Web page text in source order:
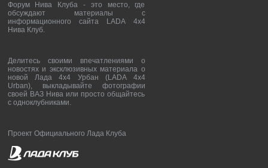
Форум Нива Клуба - это место, где
обсуждают материалы с
информационного сайта LADA 4x4
Нива Клуб.
Делитесь своими впечатлениями о
новостях и эксклюзивных материала о
новой Лада 4х4 Урбан (LADA 4x4
Urban), выкладывайте фотографии
своей ВАЗ Нива или просто общайтесь
с одноклубниками.
Проект Официального Лада Клуба